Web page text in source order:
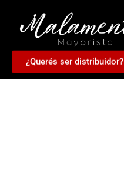
¿Querés ser distribuidor?